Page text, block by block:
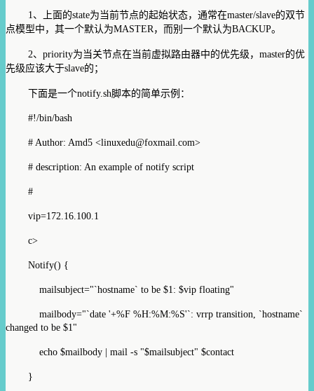
1、上面的state为当前节点的起始状态，通常在master/slave的双节
点模型中，其一个默认为MASTER，而别一个默认为BACKUP。
2、priority为当关节点在当前虚拟路由器中的优先级，master的优
先级应该大于slave的；
下面是一个notify.sh脚本的简单示例：
#!/bin/bash
# Author: Amd5 <linuxedu@foxmail.com>
# description: An example of notify script
#
vip=172.16.100.1
c>
Notify() {
mailsubject="`hostname` to be $1: $vip floating"
mailbody="`date '+%F %H:%M:%S'`: vrrp transition, `hostname`
changed to be $1"
echo $mailbody | mail -s "$mailsubject" $contact
}